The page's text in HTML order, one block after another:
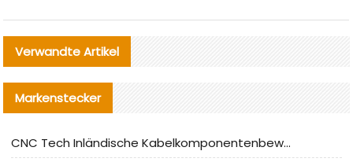
Verwandte Artikel
Markenstecker
CNC Tech Inländische Kabelkomponentenbewertung und Massenproduktionsanpassungsanleitung